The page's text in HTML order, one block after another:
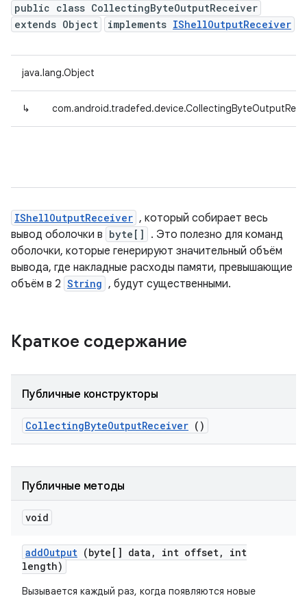
public class CollectingByteOutputReceiver
extends Object
implements IShellOutputReceiver
java.lang.Object
↳
IShellOutputReceiver , который собирает весь
вывод оболочки в byte[]
. Это полезно для команд
оболочки, которые генерируют значительный объём
вывода, где накладные расходы памяти, превышающие
объём в 2 String , будут существенными.
Краткое содержание
Публичные конструкторы
CollectingByteOutputReceiver ()
Публичные методы
void
addOutput (byte[] data , int offset,
int
length)
Вызывается каждый раз, когда появляются новые